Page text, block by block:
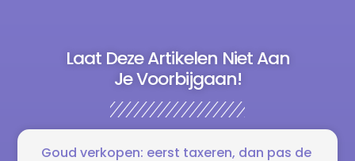
Laat Deze Artikelen Niet Aan
Je Voorbijgaan!
Goud verkopen: eerst taxeren, dan pas de